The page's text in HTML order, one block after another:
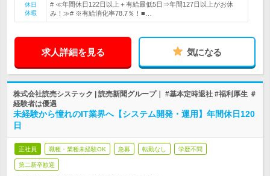
休日
休暇
# ≪年間休日122日以上＋有給最低5日⇒年間127日以上がお休
み！≫# ※有給消化率78.7％！■…
求人詳細を見る 気になる
株式会社読売システック | 読売新聞グループ｜ #基本定時退社 #福利厚生 ＃
経験者は優遇
未経験から憧れのIT業界へ【システム開発・運用】年間休日120
日
正社員 職種・業種未経験OK 急募 転勤なし 学歴不問
第二新卒歓迎